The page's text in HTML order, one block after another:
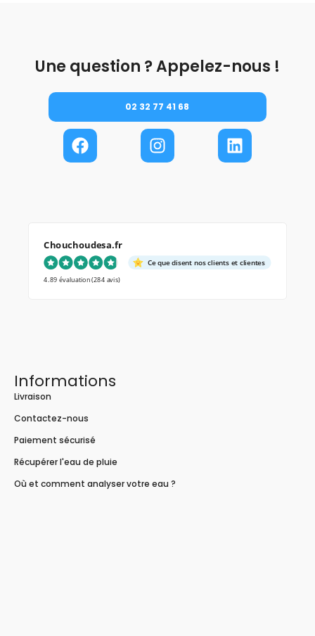
Une question ? Appelez-nous !
02 32 77 41 68
Chouchoudesa.fr
Ce que disent nos clients et clientes
4.89 évaluation(284 avis)
Informations
Livraison
Contactez-nous
Paiement sécurisé
Récupérer l'eau de pluie
Où et comment analyser votre eau ?